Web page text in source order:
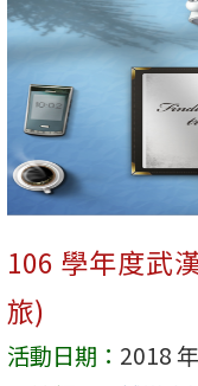
106 學年度武
旅)
活動日期： 2018